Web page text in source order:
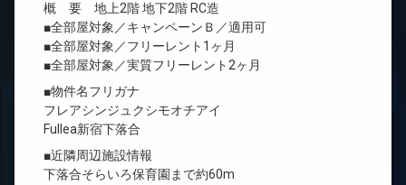
概 要 地上2階 地下2階 RC造
■全部屋対象／キャンペーンＢ／適用可
■全部屋対象／フリーレント1ヶ月
■全部屋対象／実質フリーレント2ヶ月
■物件名フリガナ
フレアシンジュクシモオチアイ
Fullea新宿下落合
■近隣周辺施設情報
下落合そらいろ保育園まで約60m